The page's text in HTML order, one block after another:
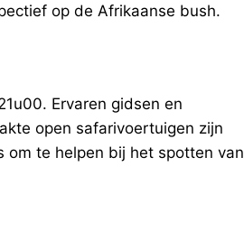
op de Afrikaanse bush.
Ervaren gidsen en
open safarivoertuigen zijn
te helpen bij het spotten van